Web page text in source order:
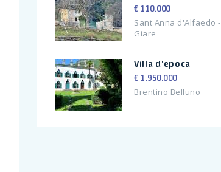
€ 110.000
Sant'Anna d'Alfaedo -
Giare
Villa d'epoca
€ 1.950.000
Brentino Belluno